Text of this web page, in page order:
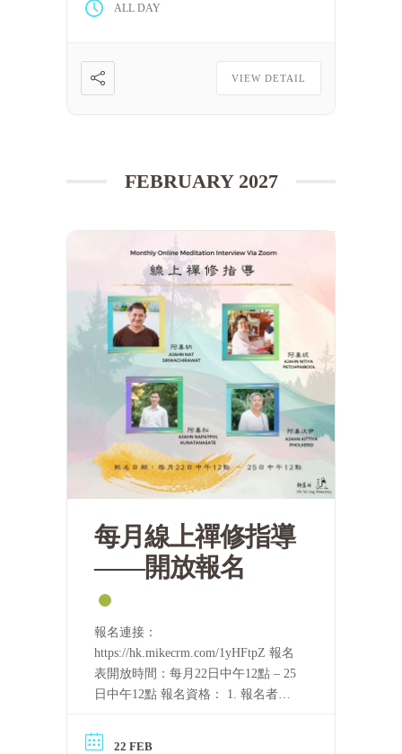
只要可以滿足上述條件，每一位修
ALL DAY
VIEW DETAIL
FEBRUARY 2027
每月線上禪修指導
——開放報名
報名連接：
https://hk.mikecrm.com/1yHFtpZ 報名
表開放時間：每月22日中午12點 – 25
日中午12點 報名資格： 1. 報名者需
「泰國四念處禪修課程」的音頻，或
22 FEB